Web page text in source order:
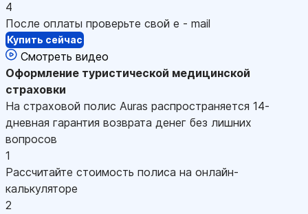
4
После оплаты проверьте свой e - mail
Купить сейчас
Смотреть видео
Оформление туристической медицинской
страховки
На страховой полис Auras распространяется 14-
дневная гарантия возврата денег без лишних
вопросов
1
Рассчитайте стоимость полиса на онлайн-
калькуляторе
2